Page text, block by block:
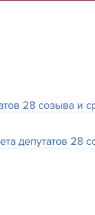
28 созыва и
депутатов 28